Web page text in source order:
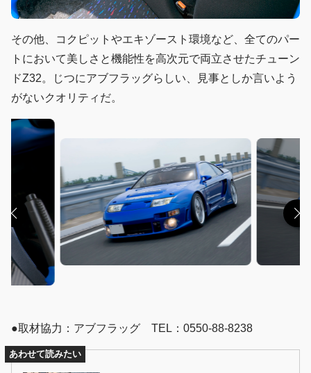
その他、コクピットやエキゾースト環境など、全てのパー
トにおいて美しさと機能性を高次元で両立させたチューン
ドZ32。じつにアブフラッグらしい、見事としか言いよう
がないクオリティだ。
●取材協力：アブフラッグ TEL：0550-88-8238
あわせて読みたい